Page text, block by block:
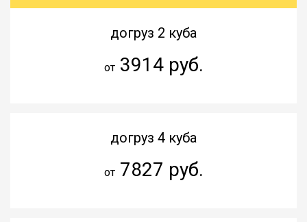
догруз 2 куба
от3914 руб.
догруз 4 куба
от7827 руб.